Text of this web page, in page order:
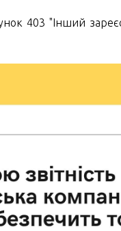
403 "Інший